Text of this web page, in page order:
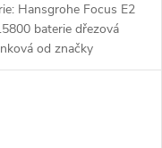
Hansgrohe Focus E2
baterie dřezová
od značky
Série: Focus E2.